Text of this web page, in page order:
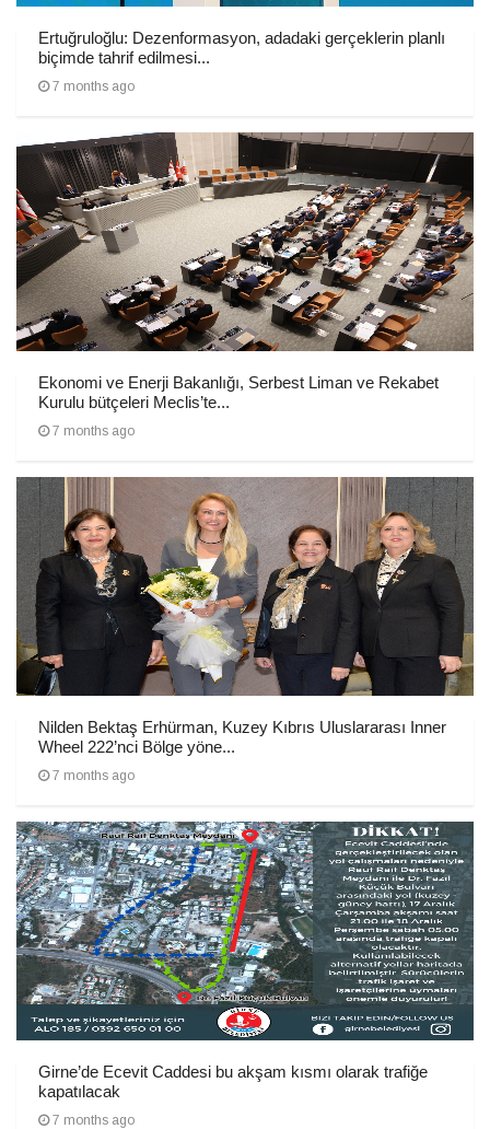
Ertuğruloğlu: Dezenformasyon, adadaki gerçeklerin planlı
biçimde tahrif edilmesi...
7 months ago
Ekonomi ve Enerji Bakanlığı, Serbest Liman ve Rekabet
Kurulu bütçeleri Meclis’te...
7 months ago
Nilden Bektaş Erhürman, Kuzey Kıbrıs Uluslararası Inner
Wheel 222’nci Bölge yöne...
7 months ago
Girne’de Ecevit Caddesi bu akşam kısmı olarak trafiğe
kapatılacak
7 months ago